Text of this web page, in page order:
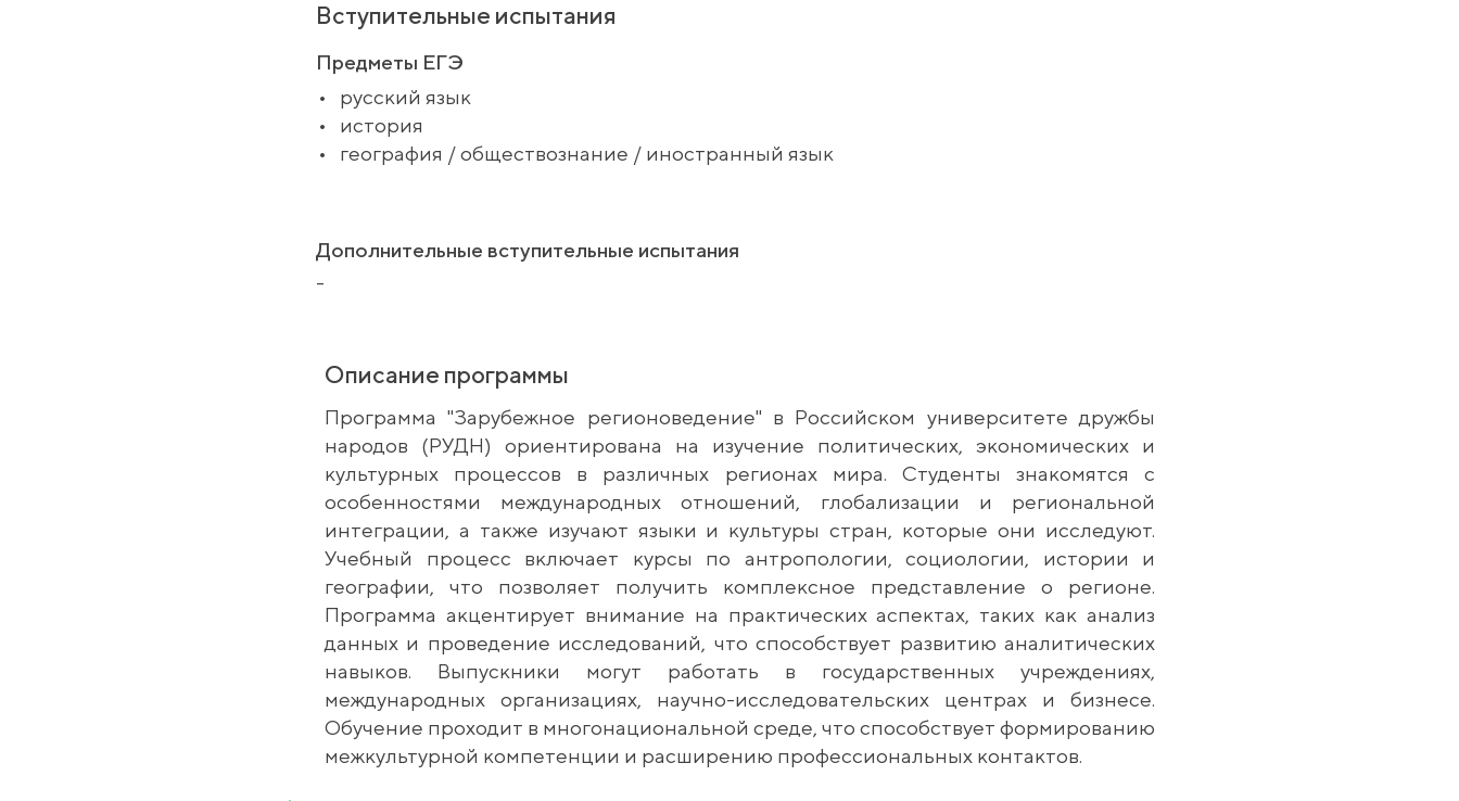
Вступительные испытания
Предметы ЕГЭ
•
русский язык
•
история
•
география / обществознание / иностранный язык
Дополнительные вступительные испытания
-
Описание программы
Программа "Зарубежное регионоведение" в Российском университете дружбы
народов (РУДН) ориентирована на изучение политических, экономических и
культурных процессов в различных регионах мира. Студенты знакомятся с
особенностями международных отношений, глобализации и региональной
интеграции, а также изучают языки и культуры стран, которые они исследуют.
Учебный процесс включает курсы по антропологии, социологии, истории и
географии, что позволяет получить комплексное представление о регионе.
Программа акцентирует внимание на практических аспектах, таких как анализ
данных и проведение исследований, что способствует развитию аналитических
навыков. Выпускники могут работать в государственных учреждениях,
международных организациях, научно-исследовательских центрах и бизнесе.
Обучение проходит в многонациональной среде, что способствует формированию
межкультурной компетенции и расширению профессиональных контактов.